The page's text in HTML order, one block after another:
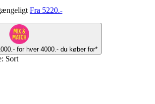
Fra 5220.-
for hver 4000.- du køber for*
: Sort